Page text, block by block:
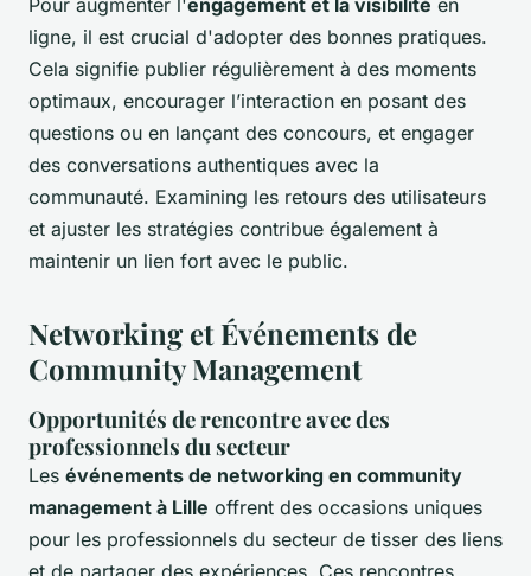
ligne, il est crucial d'adopter des bonnes pratiques.
Cela signifie publier régulièrement à des moments
optimaux, encourager l’interaction en posant des
questions ou en lançant des concours, et engager
des conversations authentiques avec la
communauté. Examining les retours des utilisateurs
et ajuster les stratégies contribue également à
maintenir un lien fort avec le public.
Networking et Événements de
Community Management
Opportunités de rencontre avec des
professionnels du secteur
Les événements de networking en community
management à Lille offrent des occasions uniques
pour les professionnels du secteur de tisser des liens
et de partager des expériences. Ces rencontres